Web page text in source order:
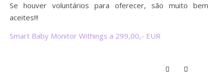
Se houver voluntários para oferecer, são muito bem
aceites!!!
Smart Baby Monitor Withings a 299,00,- EUR